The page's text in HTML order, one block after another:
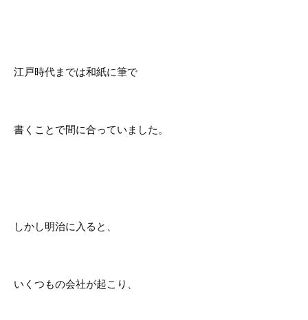
江戸時代までは和紙に筆で
書くことで間に合っていました。
しかし明治に入ると、
いくつもの会社が起こり、